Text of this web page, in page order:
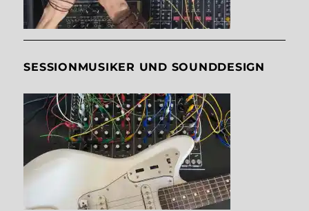
SESSIONMUSIKER UND SOUNDDESIGN